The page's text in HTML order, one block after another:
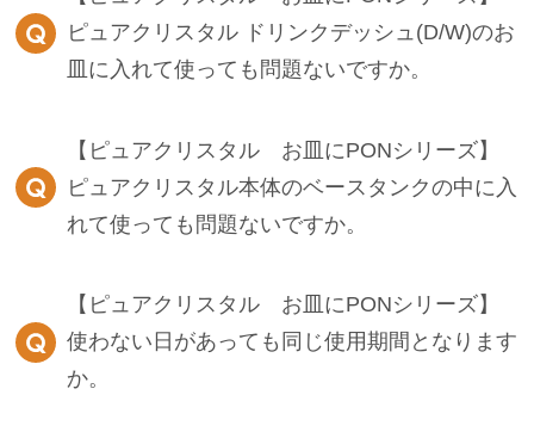
ピュアクリスタル ドリンクデッシュ(D/W)のお
皿に入れて使っても問題ないですか。
【ピュアクリスタル お皿にPONシリーズ】
ピュアクリスタル本体のベースタンクの中に入
れて使っても問題ないですか。
【ピュアクリスタル お皿にPONシリーズ】
使わない日があっても同じ使用期間となります
か。